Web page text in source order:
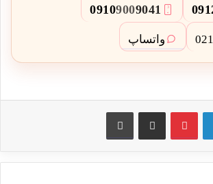
3
09109009041
واتساپ
پین ترست از طریق ایمیل به اشتراک بگذارید چاپ کنید